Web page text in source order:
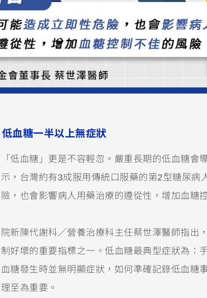
血糖一半以上無症狀
低血糖」更是不容輕忽。嚴重長期的低血糖會
，台灣約有3成服用傳統口服藥的第2型糖尿病
，也會影響病人用藥治療的遵從性，增加血糖
新陳代謝科／營養治療科主任蔡世澤醫師指出
好壞的重要指標之一。低血糖最典型症狀為：
糖發生時並無明顯症狀，如何準確記錄低血糖
至為重要。